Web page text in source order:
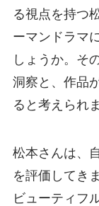
る視点を持つ
ーマンドラマ
しょうか。そ
洞察と、作品
ると考えられ
松本さんは、
を評価してき
ビューティフ